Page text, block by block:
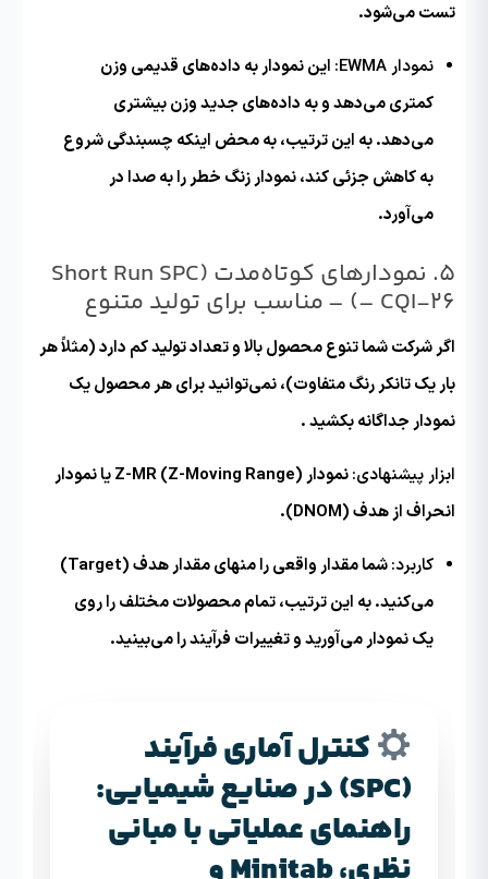
کنترل آماری فرآیند
(SPC) در صنایع شیمیایی:
راهنمای عملیاتی با مبانی
تست می‌شود.
نمودار EWMA:
این نمودار به داده‌های قدیمی وزن
کمتری می‌دهد و به داده‌های جدید وزن بیشتری
می‌دهد. به این ترتیب، به محض اینکه چسبندگی شروع
به کاهش جزئی کند، نمودار زنگ خطر را به صدا در
می‌آورد.
۵. نمودارهای کوتاه‌مدت (Short Run SPC
– CQI-26) – مناسب برای تولید متنوع
اگر شرکت شما تنوع محصول بالا و تعداد تولید کم دارد (مثلاً هر
بار یک تانکر رنگ متفاوت)، نمی‌توانید برای هر محصول یک
نمودار جداگانه بکشید .
ابزار پیشنهادی:
نمودار Z-MR (Z-Moving Range) یا نمودار
انحراف از هدف (DNOM).
کاربرد:
شما مقدار واقعی را منهای مقدار هدف (Target)
می‌کنید. به این ترتیب، تمام محصولات مختلف را روی
یک نمودار می‌آورید و تغییرات فرآیند را می‌بینید.